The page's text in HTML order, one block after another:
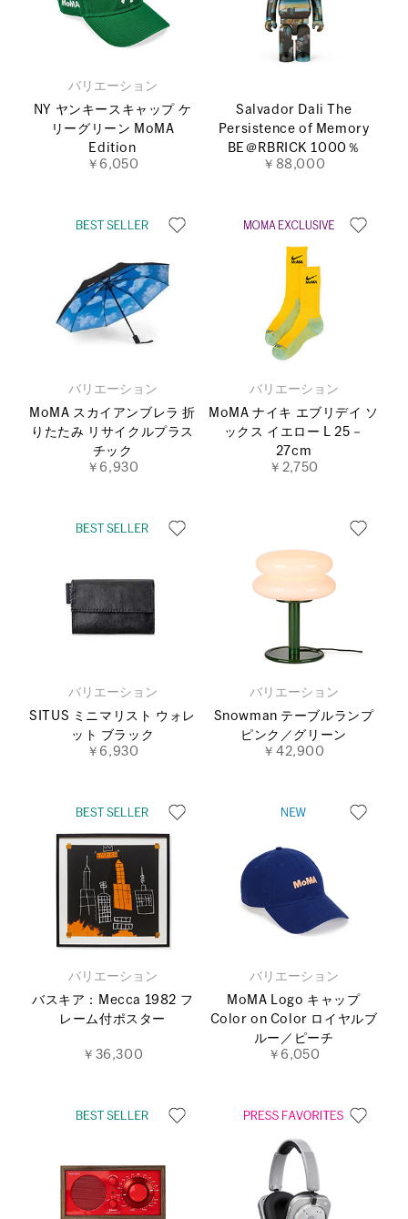
バリエーション
NY ヤンキースキャップ ケ
リーグリーン MoMA
Edition
￥6,050
Salvador Dali The
Persistence of Memory
BE＠RBRICK 1000％
￥88,000
バリエーション
MoMA スカイアンブレラ 折
りたたみ リサイクルプラス
チック
￥6,930
バリエーション
MoMA ナイキ エブリデイ ソ
ックス イエロー L 25－
27cm
￥2,750
バリエーション
SITUS ミニマリスト ウォレ
ット ブラック
￥6,930
バリエーション
Snowman テーブルランプ
ピンク／グリーン
￥42,900
バリエーション
バスキア：Mecca 1982 フ
レーム付ポスター
￥36,300
バリエーション
MoMA Logo キャップ
Color on Color ロイヤルブ
ルー／ピーチ
￥6,050